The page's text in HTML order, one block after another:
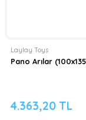
Laylay Toys
Pano Arılar
4.363,20 TL